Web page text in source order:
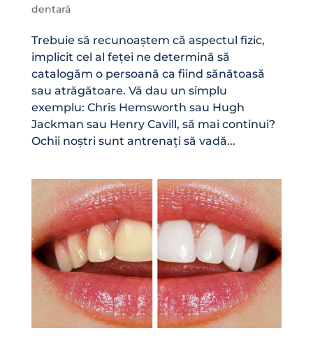
dentară
Trebuie să recunoaștem că aspectul fizic,
implicit cel al feței ne determină să
catalogăm o persoană ca fiind sănătoasă
sau atrăgătoare. Vă dau un simplu
exemplu: Chris Hemsworth sau Hugh
Jackman sau Henry Cavill, să mai continui?
Ochii noștri sunt antrenați să vadă...